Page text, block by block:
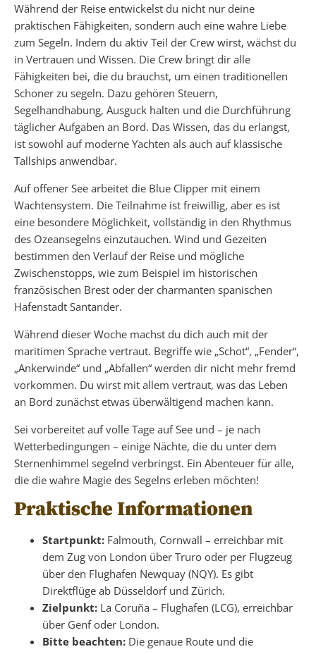
Während der Reise entwickelst du nicht nur deine
praktischen Fähigkeiten, sondern auch eine wahre Liebe
zum Segeln. Indem du aktiv Teil der Crew wirst, wächst du
in Vertrauen und Wissen. Die Crew bringt dir alle
Fähigkeiten bei, die du brauchst, um einen traditionellen
Schoner zu segeln. Dazu gehören Steuern,
Segelhandhabung, Ausguck halten und die Durchführung
täglicher Aufgaben an Bord. Das Wissen, das du erlangst,
ist sowohl auf moderne Yachten als auch auf klassische
Tallships anwendbar.
Auf offener See arbeitet die Blue Clipper mit einem
Wachtensystem. Die Teilnahme ist freiwillig, aber es ist
eine besondere Möglichkeit, vollständig in den Rhythmus
des Ozeansegelns einzutauchen. Wind und Gezeiten
bestimmen den Verlauf der Reise und mögliche
Zwischenstopps, wie zum Beispiel im historischen
französischen Brest oder der charmanten spanischen
Hafenstadt Santander.
Während dieser Woche machst du dich auch mit der
maritimen Sprache vertraut. Begriffe wie „Schot“, „Fender“,
„Ankerwinde“ und „Abfallen“ werden dir nicht mehr fremd
vorkommen. Du wirst mit allem vertraut, was das Leben
an Bord zunächst etwas überwältigend machen kann.
Sei vorbereitet auf volle Tage auf See und – je nach
Wetterbedingungen – einige Nächte, die du unter dem
Sternenhimmel segelnd verbringst. Ein Abenteuer für alle,
die die wahre Magie des Segelns erleben möchten!
Praktische Informationen
Startpunkt: Falmouth, Cornwall – erreichbar mit
dem Zug von London über Truro oder per Flugzeug
über den Flughafen Newquay (NQY). Es gibt
Direktflüge ab Düsseldorf und Zürich.
Zielpunkt: La Coruña – Flughafen (LCG), erreichbar
über Genf oder London.
Bitte beachten: Die genaue Route und die